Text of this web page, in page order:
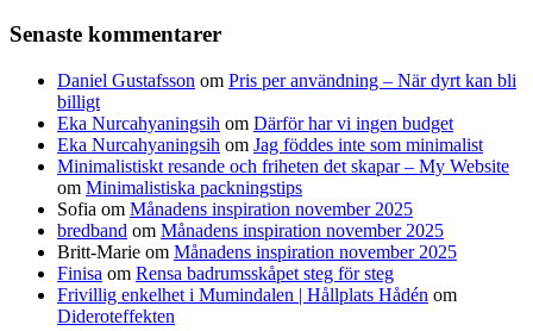
Senaste kommentarer
Daniel Gustafsson om Pris per användning – När dyrt kan bli
billigt
Eka Nurcahyaningsih om Därför har vi ingen budget
Eka Nurcahyaningsih om Jag föddes inte som minimalist
Minimalistiskt resande och friheten det skapar – My Website
om Minimalistiska packningstips
Sofia om Månadens inspiration november 2025
bredband om Månadens inspiration november 2025
Britt-Marie om Månadens inspiration november 2025
Finisa om Rensa badrumsskåpet steg för steg
Frivillig enkelhet i Mumindalen | Hållplats Hådén om
Dideroteffekten